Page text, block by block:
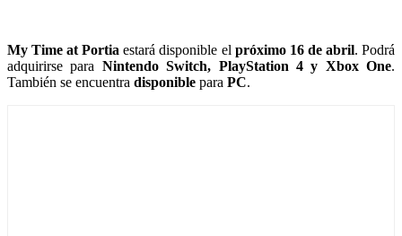
My Time at Portia estará disponible el próximo 16 de abril. Podrá
adquirirse para Nintendo Switch, PlayStation 4 y Xbox One.
También se encuentra disponible para PC.